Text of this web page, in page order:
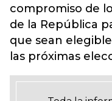
compromiso de
de la República
que sean
las próximas